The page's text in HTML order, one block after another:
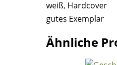
Pothion
Menge
weiß, Hardcover
gutes Exemplar
Ähnliche